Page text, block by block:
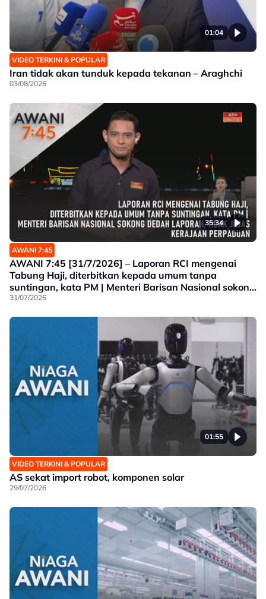
01:04
VIDEO TERKINI & POPULAR
Iran tidak akan tunduk kepada tekanan – Araghchi
03/08/2026
35:34
AWANI 7:45
AWANI 7:45 [31/7/2026] – Laporan RCI mengenai
Tabung Haji, diterbitkan kepada umum tanpa
suntingan, kata PM | Menteri Barisan Nasional sokong
dedah laporan, tidak jejas Kerajaan Perpaduan |
dita
31/07/2026
01:55
VIDEO TERKINI & POPULAR
AS sekat import robot, komponen solar
29/07/2026